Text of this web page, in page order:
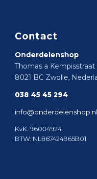
Contact
Onderdelenshop
Thomas a Kempisstraat
8021 BC Zwolle,
038 45 45 294
info@onderdelenshop.nl
KvK: 96004924
BTW: NL867424965B01